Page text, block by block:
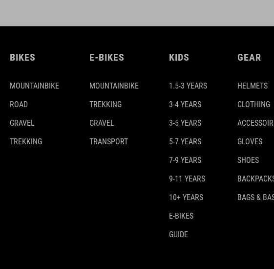
BIKES
MOUNTAINBIKE
ROAD
GRAVEL
TREKKING
E-BIKES
MOUNTAINBIKE
TREKKING
GRAVEL
TRANSPORT
KIDS
1.5-3 YEARS
3-4 YEARS
3-5 YEARS
5-7 YEARS
7-9 YEARS
9-11 YEARS
10+ YEARS
E-BIKES
GUIDE
GEAR
HELMETS
CLOTHING
GLOVES
SHOES
BAGS &